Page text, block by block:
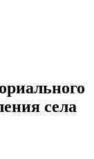
села